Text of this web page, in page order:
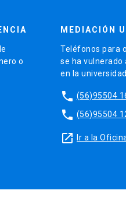
o
MEDIACIÓN
Teléfonos para
se ha vulnerado
en la universidad.
phone (56)95504
phone (56)95504
launch Ir a la